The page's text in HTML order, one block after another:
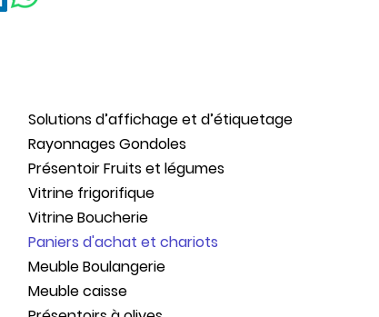
Solutions d’affichage et d’étiquetage
Rayonnages Gondoles
Présentoir Fruits et légumes
Vitrine frigorifique
Vitrine Boucherie
Paniers d'achat et chariots
Meuble Boulangerie
Meuble caisse